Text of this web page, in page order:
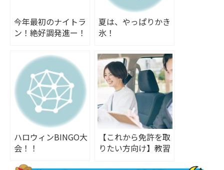
今年最初のナイトラ
ン！絶好調発進ー！
夏は、やっぱりかき
氷！
ハロウィンBINGO大
会！！
【これから免許を取
りたい方向け】教習